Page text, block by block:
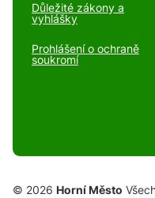
Důležité zákony a
vyhlášky
Prohlášení o ochraně
soukromí
© 2026 Horní Město